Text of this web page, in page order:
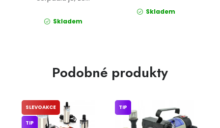
Skladem
Skladem
Podobné produkty
SLEVOAKCE
TIP
TIP